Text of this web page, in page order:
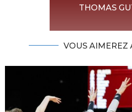
THOMAS
VOUS AIMEREZ